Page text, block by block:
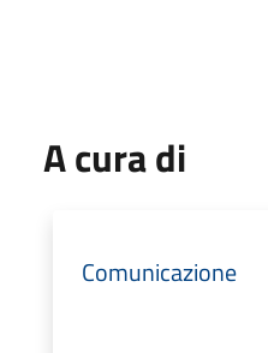
A cura di
Comunicazione